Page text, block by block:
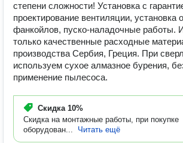
степени сложности! Установка с
проектирование вентиляции, установка
фанкойлов, пуско-наладочные работы.
только качественные расходные
производства Сербия, Греция. При
используем сухое алмазное бурения,
применение пылесоса.
Скидка 10%
Скидка на монтажные работы, при покупке
оборудован...
Читать ещё